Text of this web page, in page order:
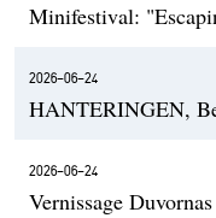
Minifestival:
2026-06-24
HANTERINGEN,
2026-06-24
Vernissage